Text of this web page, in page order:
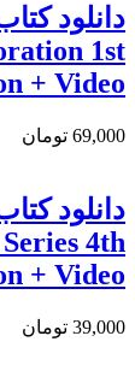
1st
+ Video
69,000 تومان
4th
+ Video
39,000 تومان